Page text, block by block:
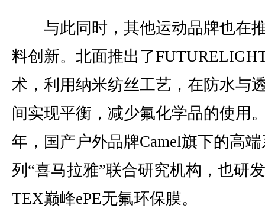
与此同时，其他运动品牌也在
料创新。北面推出了
术，利用纳米纺丝工艺，在防水与
间实现平衡，减少氟化学品的使用
年，国产户外品牌Camel旗下的高
列“喜马拉雅”联合研究机构，也研
TEX巅峰ePE无氟环保膜。